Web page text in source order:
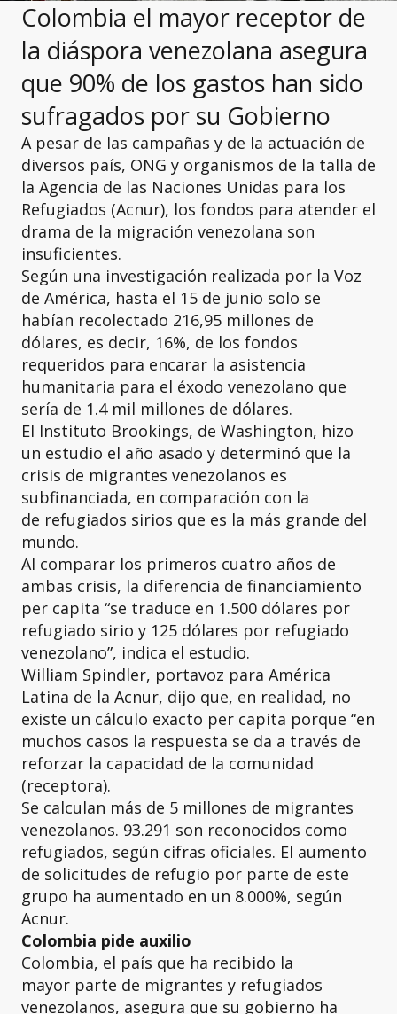
Colombia el mayor receptor de
la diáspora venezolana asegura
que 90% de los gastos han sido
sufragados por su Gobierno
A pesar de las campañas y de la actuación de
diversos país, ONG y organismos de la talla de
la Agencia de las Naciones Unidas para los
Refugiados (Acnur), los fondos para atender el
drama de la migración venezolana son
insuficientes.
Según una investigación realizada por la Voz
de América, hasta el 15 de junio solo se
habían recolectado 216,95 millones de
dólares, es decir, 16%, de los fondos
requeridos para encarar la asistencia
humanitaria para el éxodo venezolano que
sería de 1.4 mil millones de dólares.
El Instituto Brookings, de Washington, hizo
un estudio el año asado y determinó que la
crisis de migrantes venezolanos es
subfinanciada, en comparación con la
de refugiados sirios que es la más grande del
mundo.
Al comparar los primeros cuatro años de
ambas crisis, la diferencia de financiamiento
per capita “se traduce en 1.500 dólares por
refugiado sirio y 125 dólares por refugiado
venezolano”, indica el estudio.
William Spindler, portavoz para América
Latina de la Acnur, dijo que, en realidad, no
existe un cálculo exacto per capita porque “en
muchos casos la respuesta se da a través de
reforzar la capacidad de la comunidad
(receptora).
Se calculan más de 5 millones de migrantes
venezolanos. 93.291 son reconocidos como
refugiados, según cifras oficiales. El aumento
de solicitudes de refugio por parte de este
grupo ha aumentado en un 8.000%, según
Acnur.
Colombia pide auxilio
Colombia, el país que ha recibido la
mayor parte de migrantes y refugiados
venezolanos, asegura que su gobierno ha